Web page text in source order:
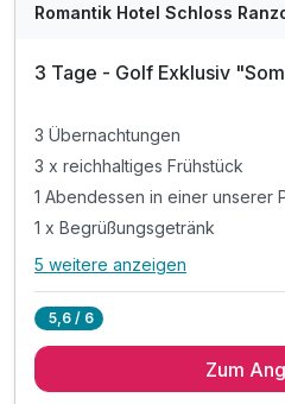
Ausstattung
Für 3 Tage
Doppelzimmer Superior B
2 Erwachsene und 1 Kind
Romantik Hotel Schloss
3 Tage - Golf Exklusiv
3 Übernachtungen
3 x reichhaltiges Frühstück
1 Abendessen in einer unserer
1 x Begrüßungsgetränk
Alle Inklusivleistungen
3 x reichhaltiges Frühstück
5 weitere anzeigen
5,6 / 6
Zum